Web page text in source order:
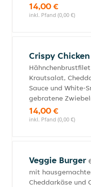
14,00 €
inkl. Pfand (0,00 €)
Crispy
Krautsalat,
Sauce und White-
gebratene
14,00 €
inkl. Pfand (0,00 €)
Veggie Burger
mit
Cheddarkäse und